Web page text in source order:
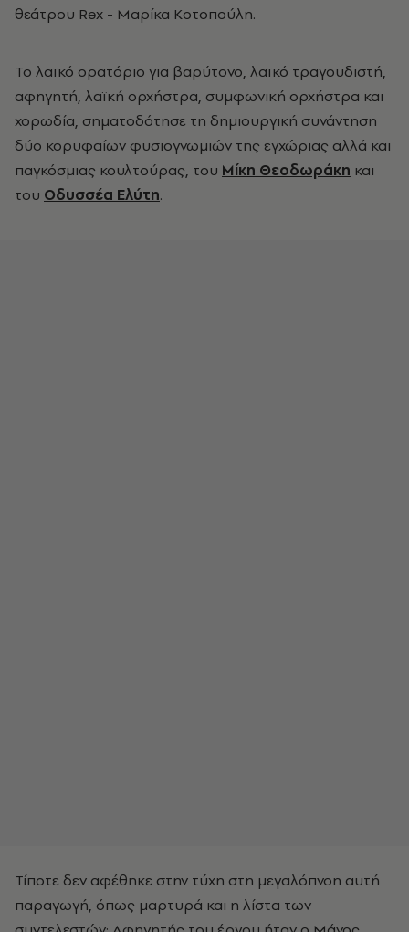
θεάτρου Rex - Μαρίκα Κοτοπούλη.
Το λαϊκό ορατόριο για βαρύτονο, λαϊκό τραγουδιστή,
αφηγητή, λαϊκή ορχήστρα, συμφωνική ορχήστρα και
χορωδία, σηματοδότησε τη δημιουργική συνάντηση
δύο κορυφαίων φυσιογνωμιών της εγχώριας αλλά και
παγκόσμιας κουλτούρας, του Μίκη Θεοδωράκη και
του Οδυσσέα Ελύτη.
Τίποτε δεν αφέθηκε στην τύχη στη μεγαλόπνοη αυτή
παραγωγή, όπως μαρτυρά και η λίστα των